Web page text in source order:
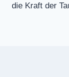
die Kraft der